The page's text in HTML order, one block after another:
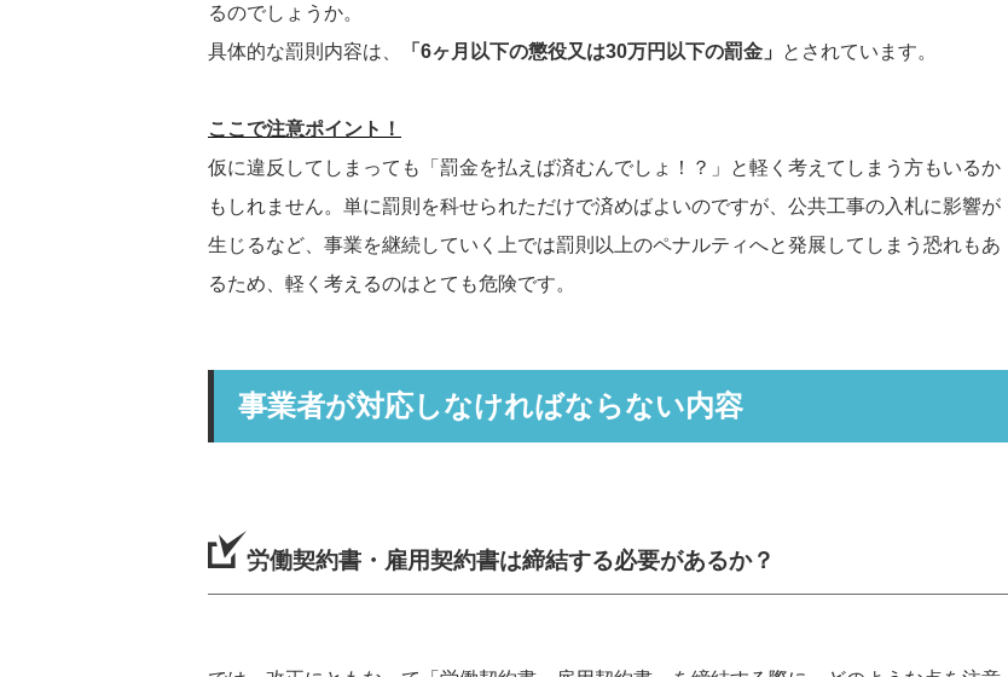
るのでしょうか。
具体的な罰則内容は、
「6ヶ月以下の懲役又は30万円以下の罰金」 とされています。
ここで注意ポイント！
仮に違反してしまっても「罰金を払えば済むんでしょ！？」と軽く考えてしまう方もいるか
もしれません。単に罰則を科せられただけで済めばよいのですが、公共工事の入札に影響が
生じるなど、事業を継続していく上では罰則以上のペナルティへと発展してしまう恐れもあ
るため、軽く考えるのはとても危険です。
事業者が対応しなければならない内容
労働契約書・雇用契約書は締結する必要があるか？